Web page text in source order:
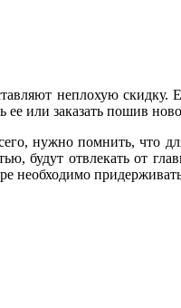
неплохую
ее или заказать пошив
нужно помнить, что
будут отвлекать от
необходимо